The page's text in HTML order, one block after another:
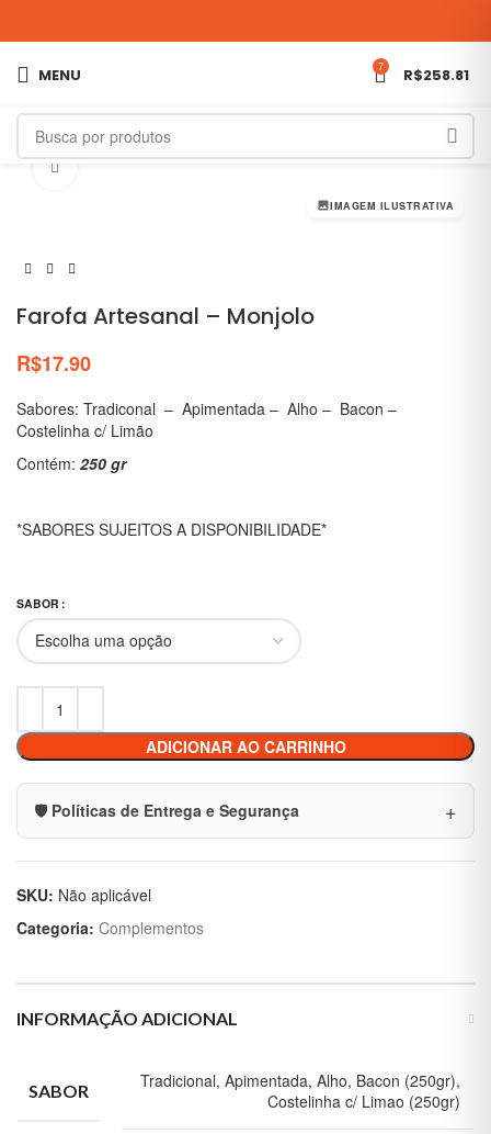
MENU 7 R$258.81
IMAGEM ILUSTRATIVA
Farofa Artesanal – Monjolo
R$17.90
Sabores: Tradiconal – Apimentada – Alho – Bacon –
Costelinha c/ Limão
Contém: 250 gr
*SABORES SUJEITOS A DISPONIBILIDADE*
SABOR
ADICIONAR AO CARRINHO
🛡️ Políticas de Entrega e Segurança
SKU: Não aplicável
Categoria: Complementos
INFORMAÇÃO ADICIONAL
SABOR
Tradicional, Apimentada, Alho, Bacon (250gr),
Costelinha c/ Limao (250gr)